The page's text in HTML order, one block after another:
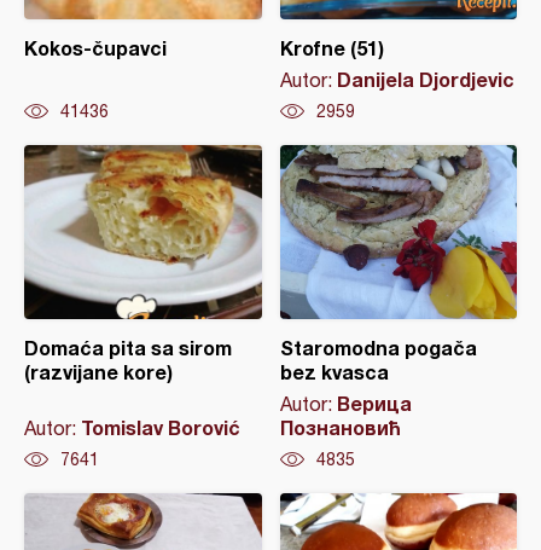
Kokos-čupavci
41436
Krofne (51)
Autor: Danijela Djordjevic
2959
Domaća pita sa sirom
(razvijane kore)
Autor: Tomislav Borović
7641
Staromodna pogača
bez kvasca
Autor: Верица
Познановић
4835